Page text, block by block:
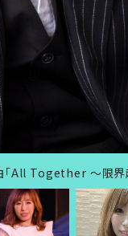
「All Together ～限